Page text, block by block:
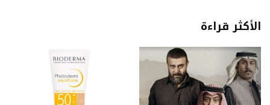
الأكثر قراءة